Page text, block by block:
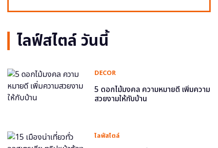
ไลฟ์สไตล์ วันนี้
DECOR
5 ดอกไม้มงคล ความหมายดี เพิ่มความ
สวยงามให้กับบ้าน
ไลฟ์สไตล์